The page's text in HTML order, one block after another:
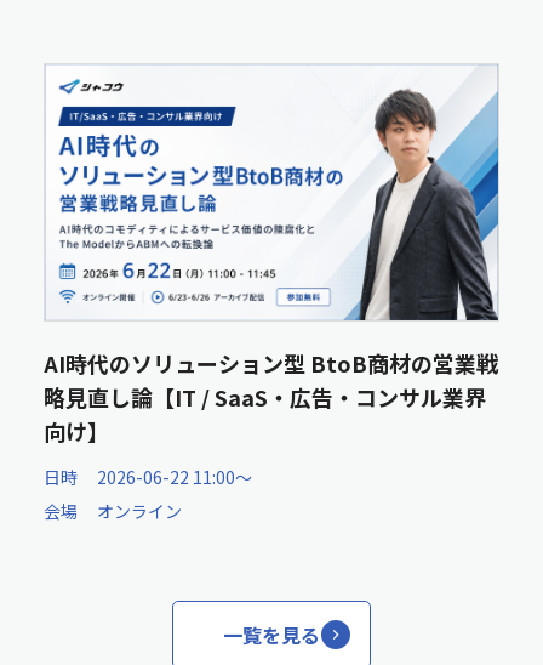
AI時代のソリューション型 BtoB商材の営業戦
略見直し論【IT / SaaS・広告・コンサル業界
向け】
日時
2026-06-22 11:00〜
会場
オンライン
一覧を見る